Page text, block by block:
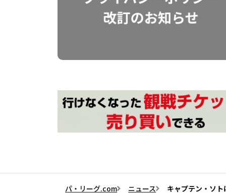
パ・リーグ.com ニュース キャプテン・ソ